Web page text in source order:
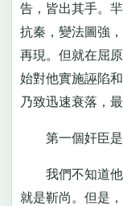
告，皆出其手。
抗秦，變法圖強
再現。但就在屈
始對他實施誣陷
乃致迅速衰落，
第一個奸臣是
我們不知道他
就是靳尚。但是